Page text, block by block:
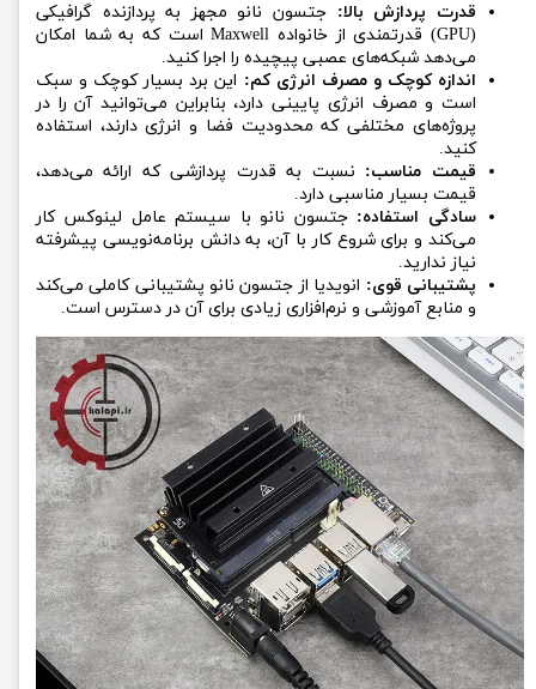
قدرت پردازش بالا: جتسون نانو مجهز به پردازنده گرافیکی
(GPU) قدرتمندی از خانواده Maxwell است که به شما امکان
می‌دهد شبکه‌های عصبی پیچیده را اجرا کنید.
اندازه کوچک و مصرف انرژی کم: این برد بسیار کوچک و سبک
است و مصرف انرژی پایینی دارد، بنابراین می‌توانید آن را در
پروژه‌های مختلفی که محدودیت فضا و انرژی دارند، استفاده
کنید.
قیمت مناسب: نسبت به قدرت پردازشی که ارائه می‌دهد،
قیمت بسیار مناسبی دارد.
سادگی استفاده: جتسون نانو با سیستم عامل لینوکس کار
می‌کند و برای شروع کار با آن، به دانش برنامه‌نویسی پیشرفته
نیاز ندارید.
پشتیبانی قوی: انویدیا از جتسون نانو پشتیبانی کاملی می‌کند
و منابع آموزشی و نرم‌افزاری زیادی برای آن در دسترس است.